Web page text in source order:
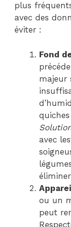
plus
avec des
éviter :
Fond
majeur
avec
éliminer
ou un
peut